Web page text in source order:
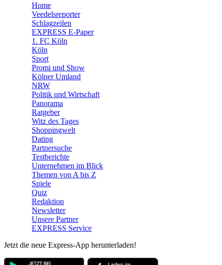
🛒 Shoppingwelt
Home
Veedelsreporter
Schlagzeilen
EXPRESS E-Paper
1. FC Köln
Köln
Sport
Promi und Show
Kölner Umland
NRW
Politik und Wirtschaft
Panorama
Ratgeber
Witz des Tages
Shoppingwelt
Dating
Partnersuche
Testberichte
Unternehmen im Blick
Themen von A bis Z
Spiele
Quiz
Redaktion
Newsletter
Unsere Partner
EXPRESS Service
Jetzt die neue Express-App herunterladen!